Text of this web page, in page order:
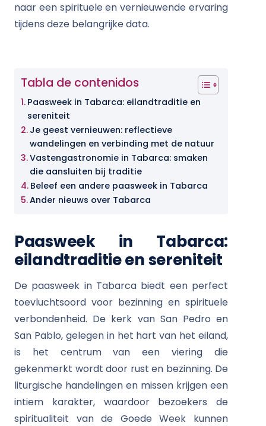
naar een spirituele en vernieuwende ervaring
tijdens deze belangrijke data.
Tabla de contenidos
Paasweek in Tabarca: eilandtraditie en
sereniteit
Je geest vernieuwen: reflectieve
wandelingen en verbinding met de natuur
Vastengastronomie in Tabarca: smaken
die aansluiten bij traditie
Beleef een andere paasweek in Tabarca
Ander nieuws over Tabarca
Paasweek in Tabarca:
eilandtraditie en sereniteit
De paasweek in Tabarca biedt een perfect
toevluchtsoord voor bezinning en spirituele
verbondenheid. De kerk van San Pedro en
San Pablo, gelegen in het hart van het eiland,
is het centrum van een viering die
gekenmerkt wordt door rust en bezinning. De
liturgische handelingen en missen krijgen een
intiem karakter, waardoor bezoekers de
spiritualiteit van de Goede Week kunnen